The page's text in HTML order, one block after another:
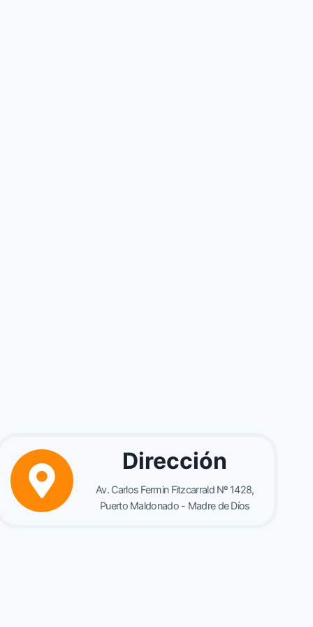
Dirección
Av. Carlos Fermin Fitzcarrald Nº 1428,
Puerto Maldonado - Madre de Díos